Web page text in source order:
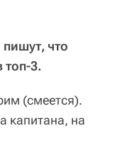
что
топ-3.
(смеется).
капитана, на